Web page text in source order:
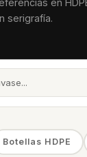
serigrafía.
Botellas HDPE